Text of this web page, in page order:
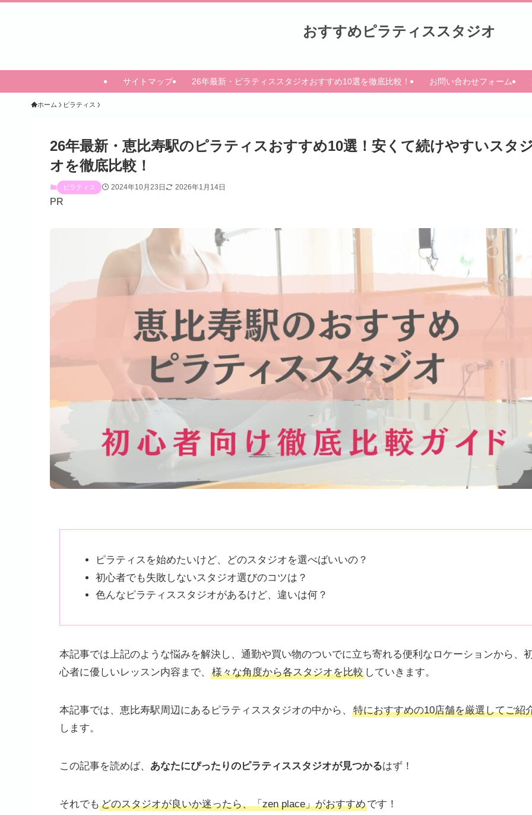
おすすめピラティススタジオ
サイトマップ 26年最新・ピラティススタジオおすすめ10選を徹底比較！ お問い合わせフォーム
ホーム ピラティス
26年最新・恵比寿駅のピラティスおすすめ10選！安くて続けやすいスタ
オを徹底比較！
ピラティス 2024年10月23日 2026年1月14日
PR
ピラティスを始めたいけど、どのスタジオを選べばいいの？
初心者でも失敗しないスタジオ選びのコツは？
色んなピラティススタジオがあるけど、違いは何？
本記事では上記のような悩みを解決し、通勤や買い物のついでに立ち寄れる便利なロケーションから、
心者に優しいレッスン内容まで、
様々な角度から各スタジオを比較 していきます。
本記事では、恵比寿駅周辺にあるピラティススタジオの中から、
特におすすめの10店舗を厳選してご紹
します。
この記事を読めば、 あなたにぴったりのピラティススタジオが見つかるはず！
それでも どのスタジオが良いか迷ったら、「zen place」がおすすめです！